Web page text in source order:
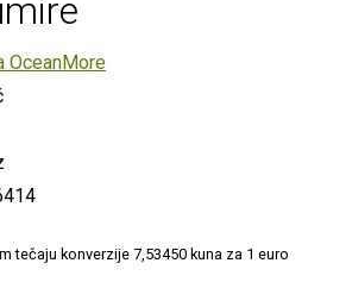
OceanMore
tečaju konverzije 7,53450 kuna za 1 euro